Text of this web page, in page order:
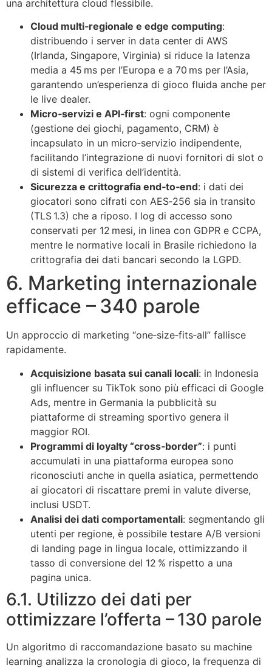
una architettura cloud flessibile.
Cloud multi‑regionale e edge computing:
distribuendo i server in data center di AWS
(Irlanda, Singapore, Virginia) si riduce la latenza
media a 45 ms per l’Europa e a 70 ms per l’Asia,
garantendo un’esperienza di gioco fluida anche per
le live dealer.
Micro‑servizi e API‑first: ogni componente
(gestione dei giochi, pagamento, CRM) è
incapsulato in un micro‑servizio indipendente,
facilitando l’integrazione di nuovi fornitori di slot o
di sistemi di verifica dell’identità.
Sicurezza e crittografia end‑to‑end: i dati dei
giocatori sono cifrati con AES‑256 sia in transito
(TLS 1.3) che a riposo. I log di accesso sono
conservati per 12 mesi, in linea con GDPR e CCPA,
mentre le normative locali in Brasile richiedono la
crittografia dei dati bancari secondo la LGPD.
6. Marketing internazionale
efficace – 340 parole
Un approccio di marketing “one‑size‑fits‑all” fallisce
rapidamente.
Acquisizione basata sui canali locali: in Indonesia
gli influencer su TikTok sono più efficaci di Google
Ads, mentre in Germania la pubblicità su
piattaforme di streaming sportivo genera il
maggior ROI.
Programmi di loyalty “cross‑border”: i punti
accumulati in una piattaforma europea sono
riconosciuti anche in quella asiatica, permettendo
ai giocatori di riscattare premi in valute diverse,
inclusi USDT.
Analisi dei dati comportamentali: segmentando gli
utenti per regione, è possibile testare A/B versioni
di landing page in lingua locale, ottimizzando il
tasso di conversione del 12 % rispetto a una
pagina unica.
6.1. Utilizzo dei dati per
ottimizzare l’offerta – 130 parole
Un algoritmo di raccomandazione basato su machine
learning analizza la cronologia di gioco, la frequenza di